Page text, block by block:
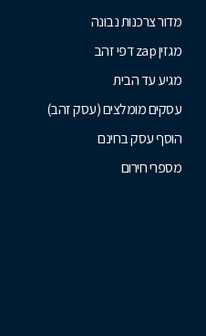
מדור צרכנות נבונה
מגזין zap דפי זהב
מגיע עד הבית
עסקים מומלצים (עסק זהב)
הוסף עסק בחינם
מספרי חירום